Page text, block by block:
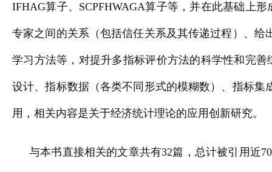
IFHAG算子、SCPFHWAGA算子等，并在此基础上
专家之间的关系（包括信任关系及其传递过程）、
学习方法等，对提升多指标评价方法的科学性和完
设计、指标数据（各类不同形式的模糊数）、指标
用，相关内容是关于经济统计理论的应用创新研究。
与本书直接相关的文章共有32篇，总计被引用近